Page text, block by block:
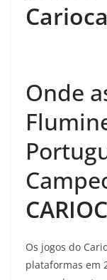
Carioca
Onde
Os jogos do
plataformas em